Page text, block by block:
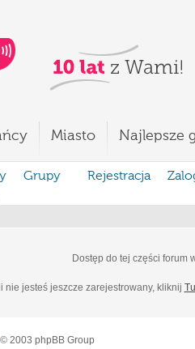
Miasto Najlepsze
Grupy Rejestracja
Dostęp do tej części forum
nie jesteś jeszcze zarejestrowany, kliknij
© 2003 phpBB Group